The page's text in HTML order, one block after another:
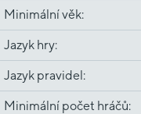
Minimální věk:
Jazyk hry:
Jazyk pravidel:
Minimální počet hráčů: